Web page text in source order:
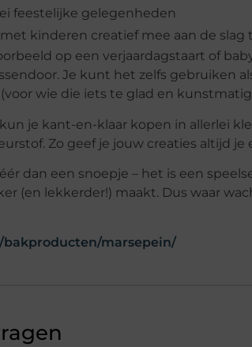
feestelijke gelegenheden
kinderen creatief mee aan de slag
op een verjaardagstaart of
Je kunt het zelfs gebruiken
wie die iets te glad en
je kant-en-klaar kopen in allerlei
Zo geef je jouw creaties altijd
dan een snoepje – het is een
(en lekkerder!) maakt. Dus waar
marsepein/